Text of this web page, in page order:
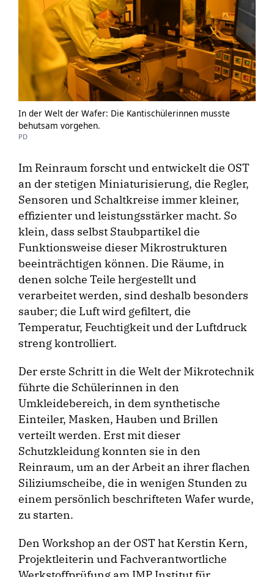
In der Welt der Wafer: Die Kantischülerinnen musste
behutsam vorgehen.
PD
Im Reinraum forscht und entwickelt die OST
an der stetigen Miniaturisierung, die Regler,
Sensoren und Schaltkreise immer kleiner,
effizienter und leistungsstärker macht. So
klein, dass selbst Staubpartikel die
Funktionsweise dieser Mikrostrukturen
beeinträchtigen können. Die Räume, in
denen solche Teile hergestellt und
verarbeitet werden, sind deshalb besonders
sauber; die Luft wird gefiltert, die
Temperatur, Feuchtigkeit und der Luftdruck
streng kontrolliert.
Der erste Schritt in die Welt der Mikrotechnik
führte die Schülerinnen in den
Umkleidebereich, in dem synthetische
Einteiler, Masken, Hauben und Brillen
verteilt werden. Erst mit dieser
Schutzkleidung konnten sie in den
Reinraum, um an der Arbeit an ihrer flachen
Siliziumscheibe, die in wenigen Stunden zu
einem persönlich beschrifteten Wafer wurde,
zu starten.
Den Workshop an der OST hat Kerstin Kern,
Projektleiterin und Fachverantwortliche